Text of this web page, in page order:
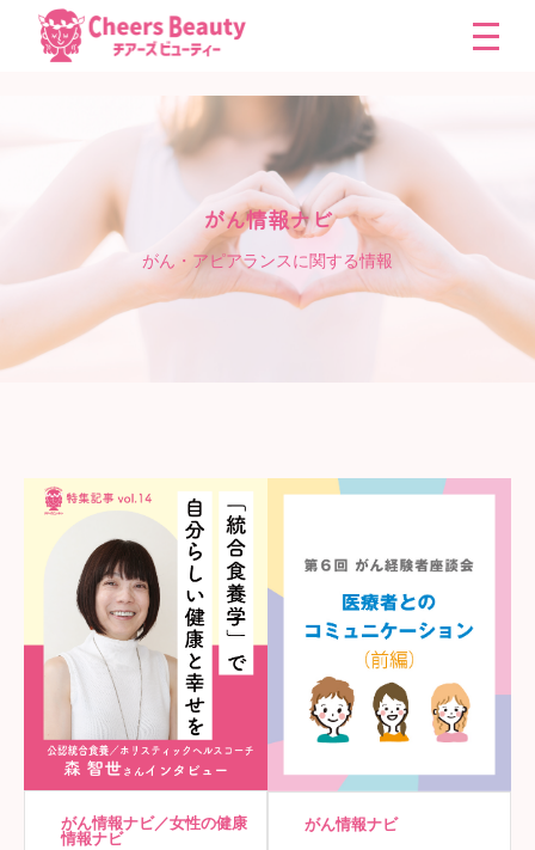
がん情報ナビ
がん・アピアランスに関する情報
がん情報ナビ／女性の健康
情報ナビ
がん情報ナビ